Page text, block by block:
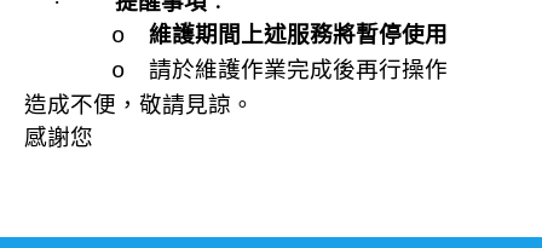
o 維護期間上述服務將暫停使用
o
請於維護作業完成後再行操作
造成不便，敬請見諒。
感謝您